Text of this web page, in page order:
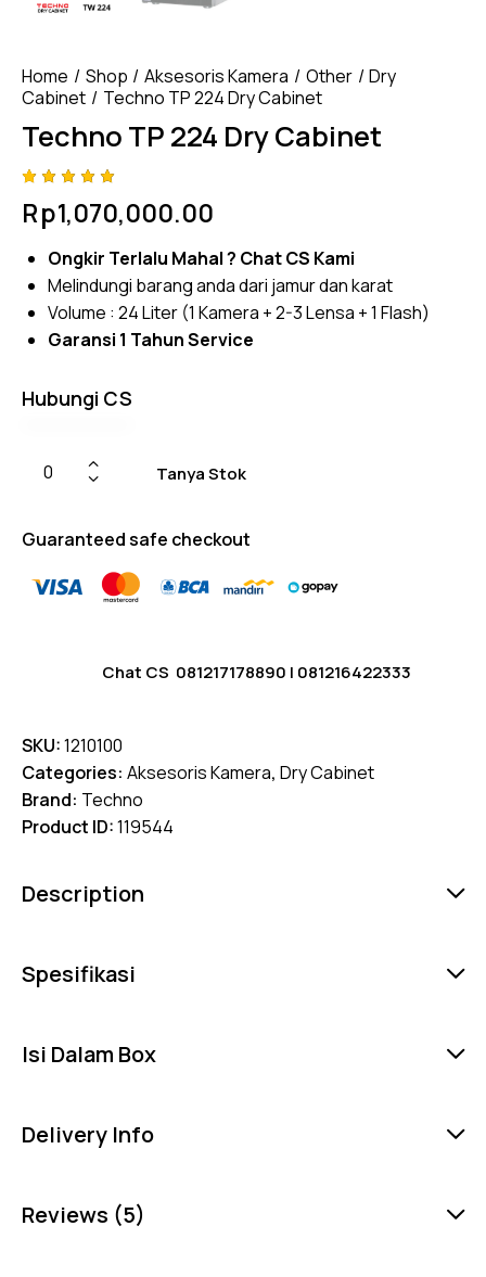
Home Shop Aksesoris Kamera Other
Dry
Cabinet
Techno TP 224 Dry Cabinet
Techno TP 224 Dry Cabinet
5.00
out
of 5
on
r
ratings
Rp1,070,000.00
Ongkir Terlalu Mahal ? Chat CS Kami
Melindungi barang anda dari jamur dan karat
Volume : 24 Liter (1 Kamera + 2-3 Lensa + 1 Flash)
Garansi 1 Tahun Service
Hubungi CS
Tanya Stok
Guaranteed safe checkout
Chat CS 081217178890 | 081216422333
SKU:1210100
Categories: Aksesoris Kamera, Dry Cabinet
Brand: Techno
Product ID:119544
Description
Spesifikasi
Isi Dalam Box
Delivery Info
Reviews (5)